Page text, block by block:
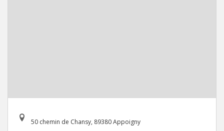
50 chemin de Chansy, 89380 Appoigny